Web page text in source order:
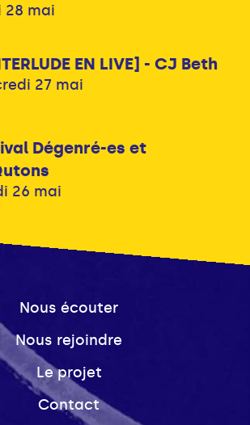
28 mai
EN LIVE] - CJ Beth
27 mai
Dégenré-es et
26 mai
Nous écouter
Nous rejoindre
Le projet
Contact